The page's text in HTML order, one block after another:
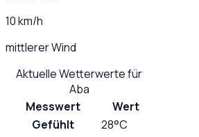
10 km/h
mittlerer Wind
Aktuelle Wetterwerte für
Aba
Messwert
Wert
Gefühlt
28°C